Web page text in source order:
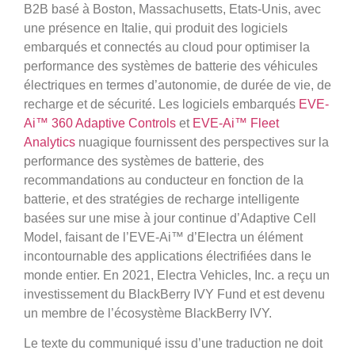
B2B basé à Boston, Massachusetts, Etats-Unis, avec
une présence en Italie, qui produit des logiciels
embarqués et connectés au cloud pour optimiser la
performance des systèmes de batterie des véhicules
électriques en termes d’autonomie, de durée de vie, de
recharge et de sécurité. Les logiciels embarqués EVE-
Ai™ 360 Adaptive Controls et EVE-Ai™ Fleet
Analytics nuagique fournissent des perspectives sur la
performance des systèmes de batterie, des
recommandations au conducteur en fonction de la
batterie, et des stratégies de recharge intelligente
basées sur une mise à jour continue d’Adaptive Cell
Model, faisant de l’EVE-Ai™ d’Electra un élément
incontournable des applications électrifiées dans le
monde entier. En 2021, Electra Vehicles, Inc. a reçu un
investissement du BlackBerry IVY Fund et est devenu
un membre de l’écosystème BlackBerry IVY.
Le texte du communiqué issu d’une traduction ne doit